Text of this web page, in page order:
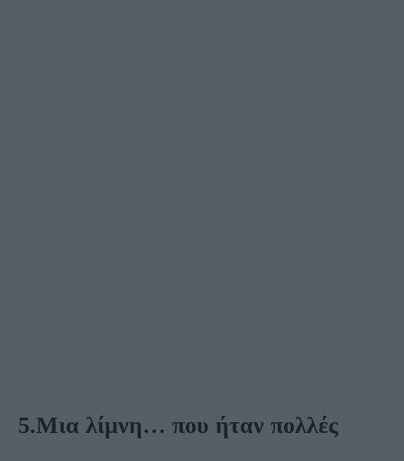
5.Μια λίμνη… που ήταν πολλές